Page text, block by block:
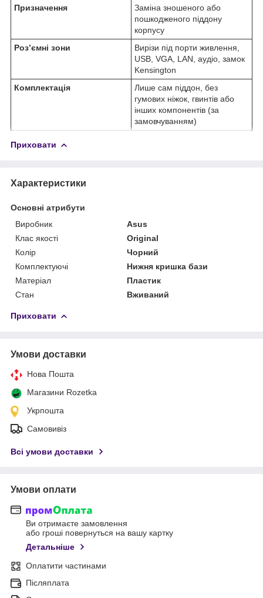
Призначення
Заміна зношеного або
пошкодженого піддону
корпусу
Роз’ємні зони
Вирізи під порти живлення,
USB, VGA, LAN, аудіо, замок
Kensington
Комплектація
Лише сам піддон, без
гумових ніжок, гвинтів або
інших компонентів (за
замовчуванням)
Приховати
Характеристики
Основні атрибути
Виробник
Asus
Клас якості
Original
Колір
Чорний
Комплектуючі
Нижня кришка бази
Матеріал
Пластик
Стан
Вживаний
Приховати
Умови доставки
Нова Пошта
Магазини Rozetka
Укрпошта
Самовивіз
Всі умови доставки
Умови оплати
Ви отримаєте замовлення
або гроші повернуться на вашу картку
Детальніше
Оплатити частинами
Післяплата